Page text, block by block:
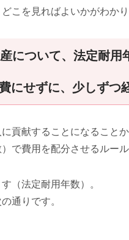
こを見ればよいかがわかり
について、法定耐用
にせずに、少しずつ
貢献することになること
で費用を配分させるルー
（法定耐用年数）。
通りです。